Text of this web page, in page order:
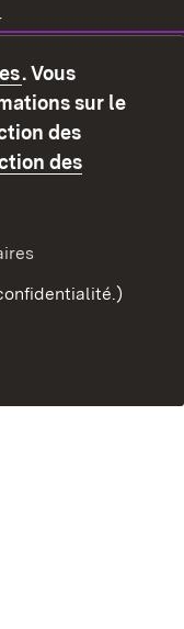
sur
un lien brisé
. Vous
sur le
des
des